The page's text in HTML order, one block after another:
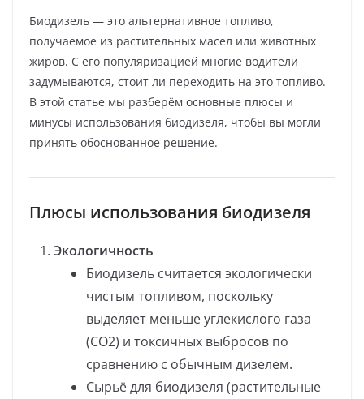
Биодизель — это альтернативное топливо,
получаемое из растительных масел или животных
жиров. С его популяризацией многие водители
задумываются, стоит ли переходить на это топливо.
В этой статье мы разберём основные плюсы и
минусы использования биодизеля, чтобы вы могли
принять обоснованное решение.
Плюсы использования биодизеля
Экологичность
Биодизель считается экологически
чистым топливом, поскольку
выделяет меньше углекислого газа
(CO2) и токсичных выбросов по
сравнению с обычным дизелем.
Сырьё для биодизеля (растительные